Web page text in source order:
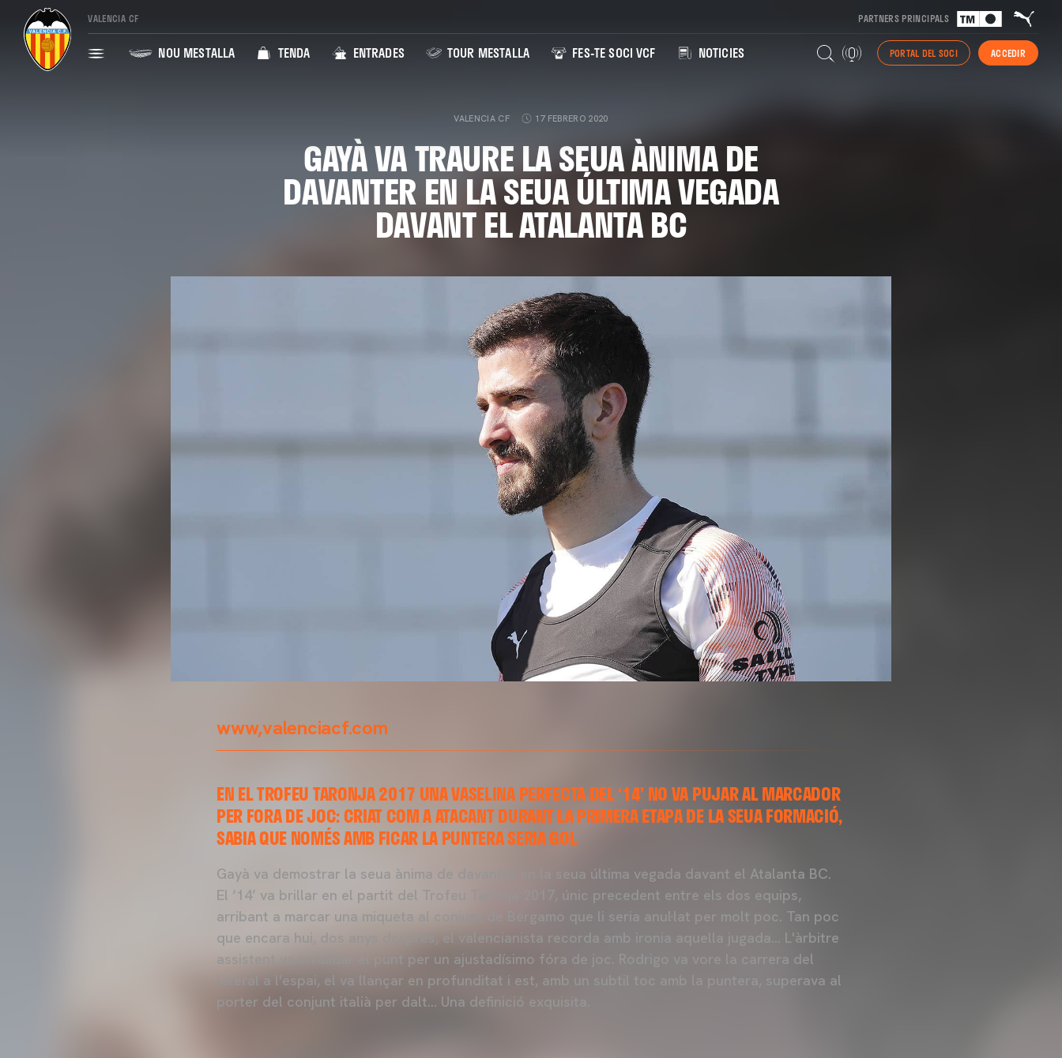
VALENCIA CF PARTNERS PRINCIPALS
NOU MESTALLA TENDA ENTRADES TOUR MESTALLA FES-TE SOCI VCF NOTICIES PORTAL DEL SOCI ACCEDIR
VALENCIA CF 17 FEBRERO 2020
GAYÀ VA TRAURE LA SEUA ÀNIMA DE
DAVANTER EN LA SEUA ÚLTIMA VEGADA
DAVANT EL ATALANTA BC
www,valenciacf.com
EN EL TROFEU TARONJA 2017 UNA VASELINA PERFECTA DEL ‘14’ NO VA PUJAR AL MARCADOR
PER FORA DE JOC: CRIAT COM A ATACANT DURANT LA PRIMERA ETAPA DE LA SEUA FORMACIÓ,
SABIA QUE NOMÉS AMB FICAR LA PUNTERA SERIA GOL
Gayà va demostrar la seua ànima de davanter en la seua última vegada davant el Atalanta BC.
El ‘14’ va brillar en el partit del Trofeu Taronja 2017, únic precedent entre els dos equips,
arribant a marcar una miqueta al conjunt de Bérgamo que li seria anul·lat per molt poc. Tan poc
que encara hui, dos anys després, el valencianista recorda amb ironia aquella jugada… L'àrbitre
assistent va invalidar el punt per un ajustadísimo fóra de joc. Rodrigo va vore la carrera del
lateral a l'espai, el va llançar en profunditat i est, amb un subtil toc amb la puntera, superava al
porter del conjunt italià per dalt… Una definició exquisita.